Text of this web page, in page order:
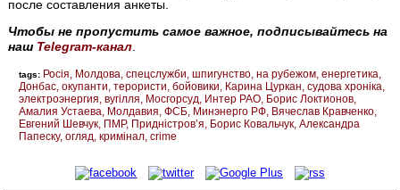
после составления анкеты.
Чтобы не пропустить самое важное, подписывайтесь на
наш Telegram-канал
tags: Росія Молдова спецслужби шпигунство на рубежом енергетика
Донбас окупанти терористи бойовики Карина Цуркан судова хроніка
электроэнергия вугілля Мосгорсуд Интер РАО Борис Локтионов
Амалия Устаева Молдавия ФСБ Минэнерго РФ Вячеслав Кравченко
Евгений Шевчук ПМР Придністров’я Борис Ковальчук Александра
Папеску огляд кримінал crime